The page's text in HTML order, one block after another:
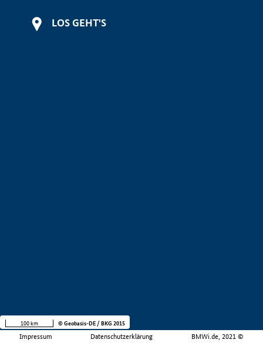
LOS GEHT'S
Impressum Datenschutzerklärung BMWi.de, 2021 ©
100 km © Geobasis-DE / BKG 2015